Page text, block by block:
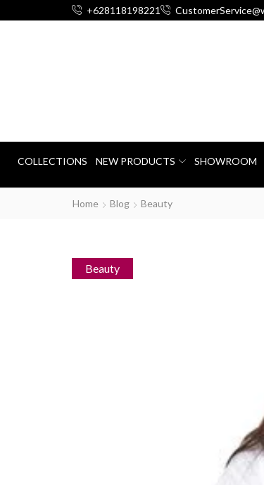
+628118198221
COLLECTIONS NEW PRODUCTS SHOWROOM
Home Blog Beauty
Beauty